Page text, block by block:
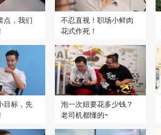
点，我们
不忍直视！职场小鲜肉
花式作死！
目标，先
泡一次妞要花多少钱？
老司机都懂的~